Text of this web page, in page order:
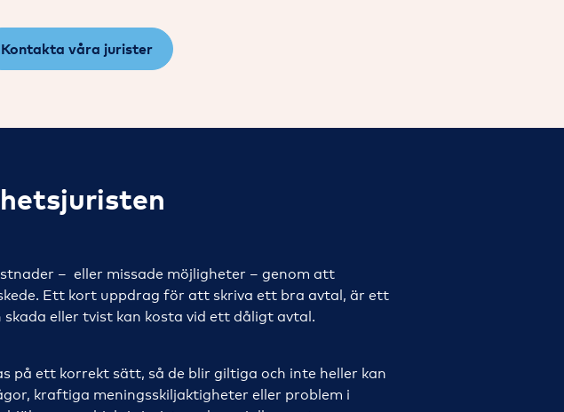
Kontakta våra jurister
– eller missade möjligheter – genom att
Ett kort uppdrag för att skriva ett bra avtal, är ett
eller tvist kan kosta vid ett dåligt avtal.
på ett korrekt sätt, så de blir giltiga och inte heller kan
kraftiga meningsskiljaktigheter eller problem i